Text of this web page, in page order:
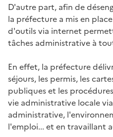
D'autre part, afin de
la préfecture a mis en
d'outils via internet
tâches administrative à
En effet, la préfecture
séjours, les permis, les
publiques et les
vie administrative locale
administrative,
l'emploi... et en travaillant